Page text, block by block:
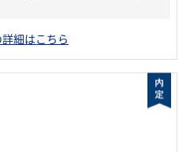
細はこちら